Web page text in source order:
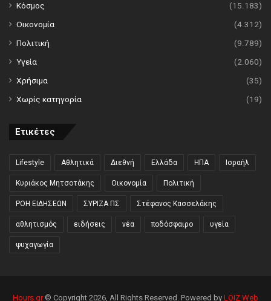
Κόσμος
(15.183)
Οικονομία
(4.312)
Πολιτική
(9.789)
Υγεία
(2.060)
Χρήσιμα
(35)
Χωρίς κατηγορία
(19)
Ετικέτες
Lifestyle Αθλητικά Διεθνή Ελλάδα ΗΠΑ Ισραήλ
Κυριάκος Μητσοτάκης Οικονομία Πολιτική
ΡΟΗ ΕΙΔΗΣΕΩΝ ΣΥΡΙΖΑ ΠΣ Στέφανος Κασσελάκης
αθλητισμός ειδήσεις νέα ποδόσφαιρο υγεία
ψυχαγωγία
Hours.gr© Copyright 2026, All Rights Reserved. Powered by LOIZ Web